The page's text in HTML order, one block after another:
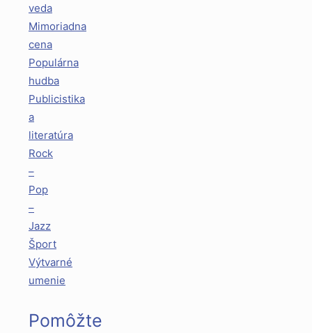
veda
Mimoriadna
cena
Populárna
hudba
Publicistika
a
literatúra
Rock
–
Pop
–
Jazz
Šport
Výtvarné
umenie
Pomôžte